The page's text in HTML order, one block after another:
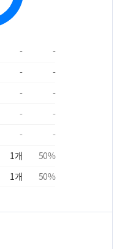
-
-
-
-
-
-
-
-
-
-
1개 50%
1개 50%